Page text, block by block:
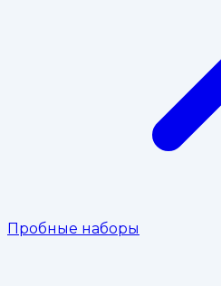
Пробные наборы